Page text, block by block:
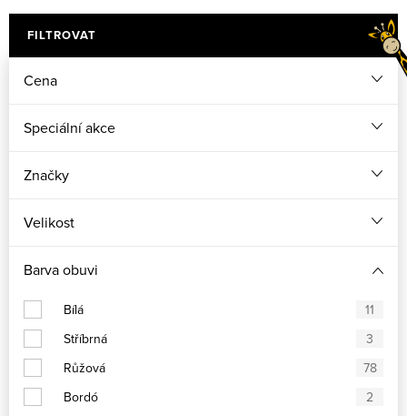
FILTROVAT
Cena
Speciální akce
Značky
Velikost
Barva obuvi
Bílá
11
Stříbrná
3
Růžová
78
Bordó
2